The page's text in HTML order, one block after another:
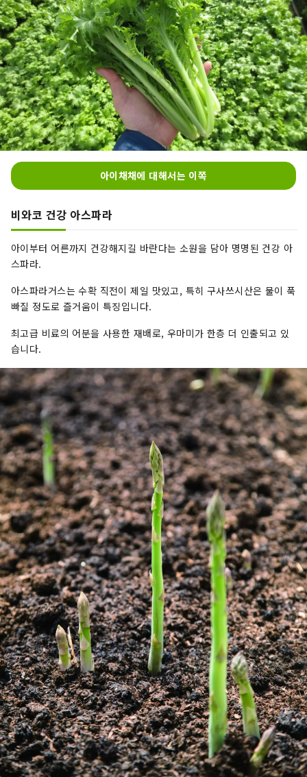
아이채채에 대해서는 이쪽
비와코 건강 아스파라
아이부터 어른까지 건강해지길 바란다는 소원을 담아 명명된 건강 아
스파라.
아스파라거스는 수확 직전이 제일 맛있고, 특히 구사쓰시산은 물이 푹
빠질 정도로 즐거움이 특징입니다.
최고급 비료의 어분을 사용한 재배로, 우마미가 한층 더 인출되고 있
습니다.